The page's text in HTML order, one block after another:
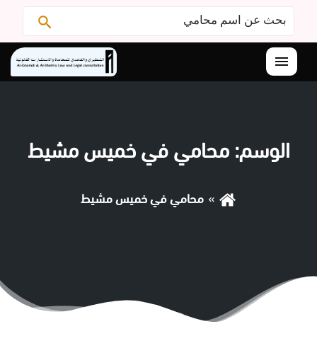
البحث
عن:
القائمة
الوسم:محامي في خميس مشيط
محامي في خميس مشيط